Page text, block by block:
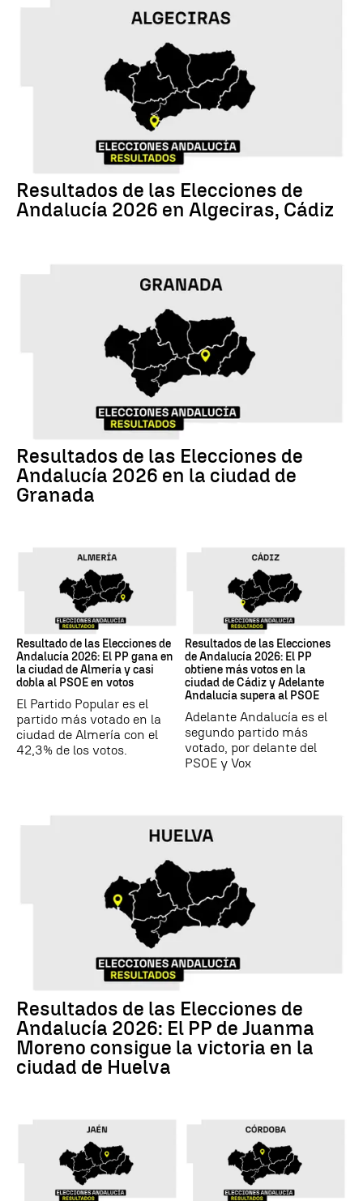
Resultados de las Elecciones de
Andalucía 2026 en Algeciras, Cádiz
Resultados de las Elecciones de
Andalucía 2026 en la ciudad de
Granada
Resultado de las Elecciones de
Andalucía 2026: El PP gana en
la ciudad de Almería y casi
dobla al PSOE en votos
El Partido Popular es el
partido más votado en la
ciudad de Almería con el
42,3% de los votos.
Resultados de las Elecciones
de Andalucía 2026: El PP
obtiene más votos en la
ciudad de Cádiz y Adelante
Andalucía supera al PSOE
Adelante Andalucía es el
segundo partido más
votado, por delante del
PSOE y Vox
Resultados de las Elecciones de
Andalucía 2026: El PP de Juanma
Moreno consigue la victoria en la
ciudad de Huelva